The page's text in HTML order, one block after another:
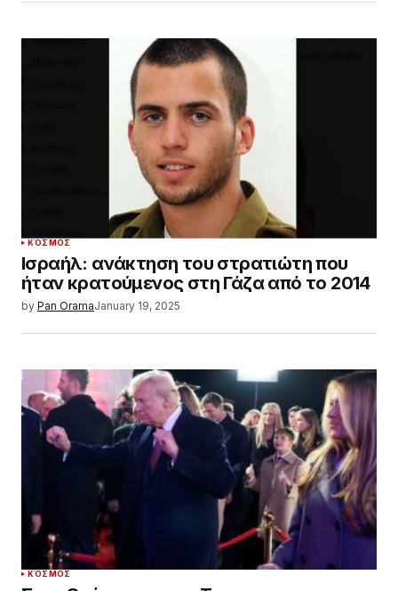
ΚΌΣΜΟΣ
Ισραήλ: ανάκτηση του στρατιώτη που
ήταν κρατούμενος στη Γάζα από το 2014
by Pan OramaJanuary 19, 2025
ΚΌΣΜΟΣ